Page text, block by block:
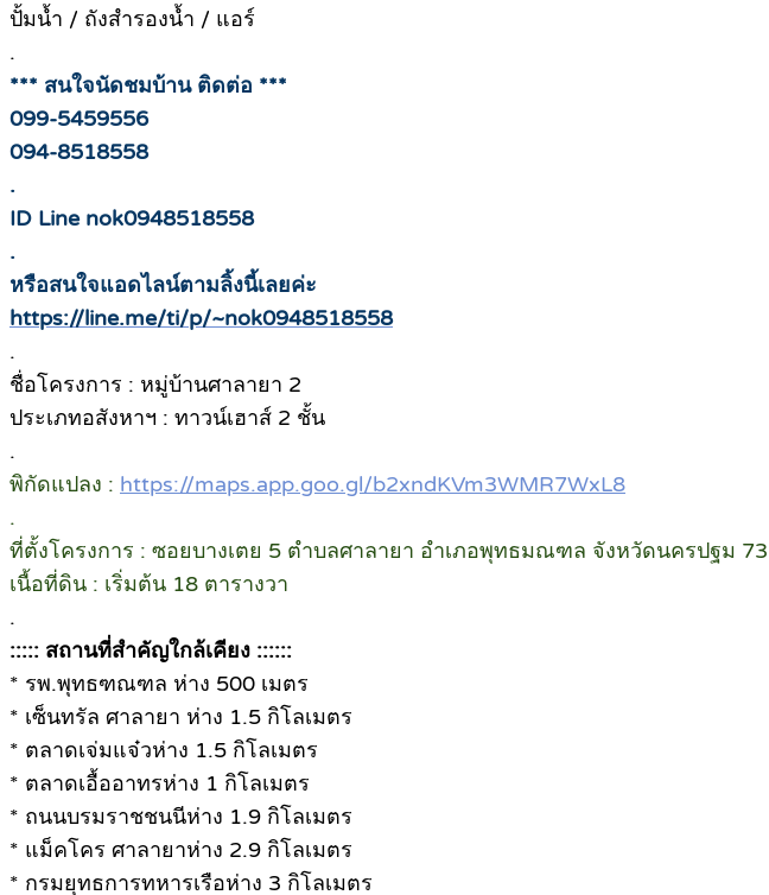
ปั้มน้ำ / ถังสำรองน้ำ / แอร์
.
*** สนใจนัดชมบ้าน ติดต่อ ***
099-5459556
094-8518558
.
ID Line nok0948518558
.
หรือสนใจแอดไลน์ตามลิ้งนี้เลยค่ะ
https://line.me/ti/p/~nok0948518558
.
ชื่อโครงการ : หมู่บ้านศาลายา 2
ประเภทอสังหาฯ : ทาวน์เฮาส์ 2 ชั้น
.
พิกัดแปลง : https://maps.app.goo.gl/b2xndKVm3WMR7WxL8
.
ที่ตั้งโครงการ : ซอยบางเตย 5 ตำบลศาลายา อำเภอพุทธมณฑล จังหวัดนครปฐม
เนื้อที่ดิน : เริ่มต้น 18 ตารางวา
.
::::: สถานที่สำคัญใกล้เคียง ::::::
* รพ.พุทธฑณฑล ห่าง 500 เมตร
* เซ็นทรัล ศาลายา ห่าง 1.5 กิโลเมตร
* ตลาดเจ่มแจ๋วห่าง 1.5 กิโลเมตร
* ตลาดเอื้ออาทรห่าง 1 กิโลเมตร
* ถนนบรมราชชนนีห่าง 1.9 กิโลเมตร
* แม็คโคร ศาลายาห่าง 2.9 กิโลเมตร
* กรมยุทธการทหารเรือห่าง 3 กิโลเมตร